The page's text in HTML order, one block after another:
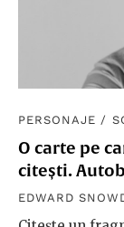
PERSONAJE /
O carte pe
citești.
EDWARD